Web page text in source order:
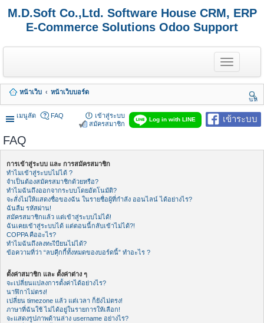
M.D.Soft Co.,Ltd. Software House CRM, ERP
E-Commerce Solutions Odoo Support
T
o
g
e
n
a
g
หน้าเว็บ
หน้าเว็บบอร์ด
นห
า
เมนูลัด
เข้าระบบ
Log in with LINE
FAQ
เข้าสู่ระบบ
สมัครสมาชิก
FAQ
การเข้าสู่ระบบ และ การสมัครสมาชิก
ทำไมเข้าสู่ระบบไม่ได้ ?
จำเป็นต้องสมัครสมาชิกด้วยหรือ?
ทำไมฉันถึงออกจากระบบโดยอัตโนมัติ?
จะสั่งไม่ให้แสดงชื่อของฉัน ในรายชื่อผู้ที่กำลัง ออนไลน์ ได้อย่างไร?
ฉันลืม รหัสผ่าน!
สมัครสมาชิกแล้ว แต่เข้าสู่ระบบไม่ได้!
ฉันเคยเข้าสู่ระบบได้ แต่ตอนนี้กลับเข้าไม่ได้?!
COPPA คืออะไร?
ทำไมฉันถึงลงทะเีบียนไม่ได้?
ข้อความที่ว่า “ลบคุีกกี้ทั้งหมดของบอร์ดนี้” ทำอะไร ?
ตั้งค่าสมาชิก และ ตั้งค่าต่าง ๆ
จะเปลี่ยนแปลงการตั้งค่าได้อย่างไร?
นาฬิกาไม่ตรง!
เปลี่ยน timezone แล้ว แต่เวลา ก็ยังไม่ตรง!
ภาษาที่ฉันใช้ ไม่ได้อยู่ในรายการให้เลือก!
จะแสดงรูปภาพด้านล่าง username อย่างไร?